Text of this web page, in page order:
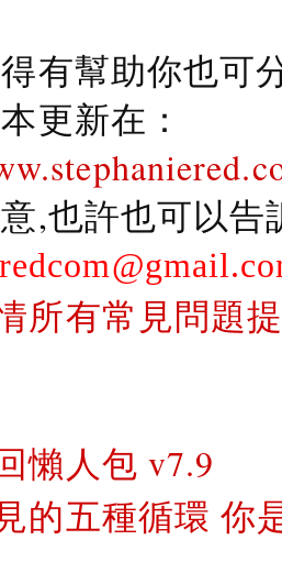
有幫助你也可
更新在：
,也許也可以
所有常見問題
懶人包 v7.9
的五種循環 你